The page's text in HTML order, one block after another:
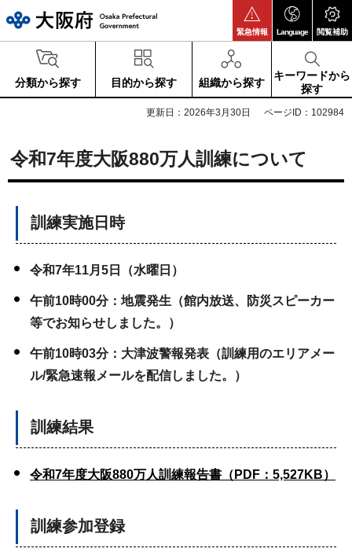
緊急情報 Language 閲覧補助
分類から探す 目的から探す 組織から探す
キーワードから
探す
更新日：2026年3月30日 ページID：102984
令和7年度大阪880万人訓練について
訓練実施日時
令和7年11月5日（水曜日）
午前10時00分：地震発生（館内放送、防災スピーカー
等でお知らせしました。）
午前10時03分：大津波警報発表（訓練用のエリアメー
ル/緊急速報メールを配信しました。）
訓練結果
令和7年度大阪880万人訓練報告書（PDF：5,527KB）
訓練参加登録